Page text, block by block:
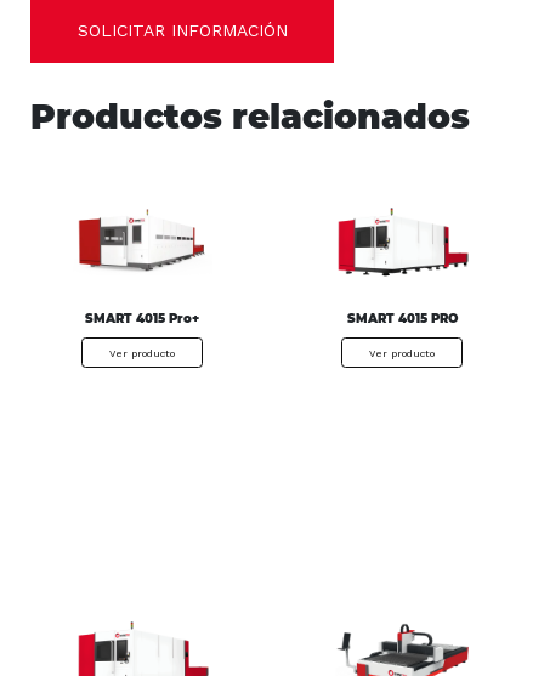
SOLICITAR INFORMACIÓN
Productos relacionados
SMART 4015 Pro+
Ver producto
SMART 4015 PRO
Ver producto